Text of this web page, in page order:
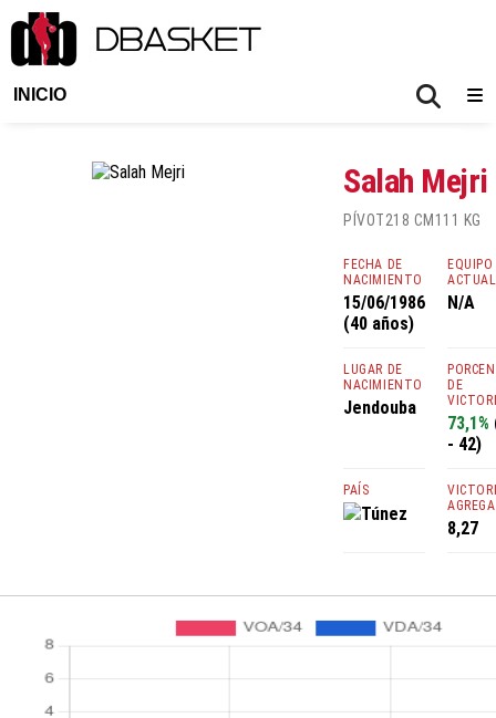
INICIO
Salah Mejri
PÍVOT218 CM 111 KG
FECHA DE
NACIMIENTO
15/06/1986
(40 años)
LUGAR DE
NACIMIENTO
Jendouba
PAÍS
Túnez
EQUIPO
ACTUAL
N/A
DE
73,1%
- 42)
8,27